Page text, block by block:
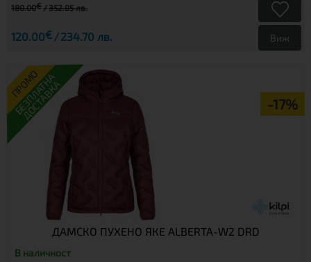
180.00€ 352.05 лв.
120.00€ 234.70 лв. Виж
ПРОМО
-17%
БЕЗПЛАТНА
ДОСТАВКА
ДАМСКО ПУХЕНО ЯКЕ ALBERTA-W2 DRD
В наличност